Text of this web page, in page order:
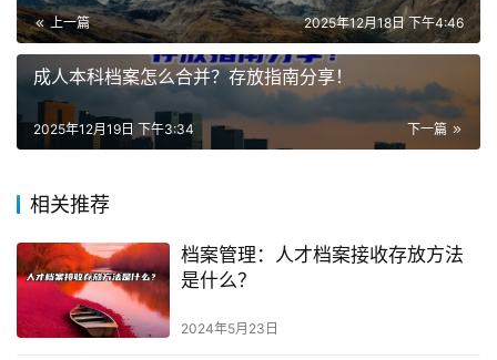
上一篇 2025年12月18日 下午4:46
成人本科档案怎么合并？存放指南分享！
下一篇
2025年12月19日 下午3:34
相关推荐
档案管理：人才档案接收存放方法
是什么？
2024年5月23日